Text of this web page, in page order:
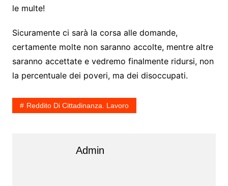
le multe!
Sicuramente ci sarà la corsa alle domande,
certamente molte non saranno accolte, mentre altre
saranno accettate e vedremo finalmente ridursi, non
la percentuale dei poveri, ma dei disoccupati.
Reddito Di Cittadinanza. Lavoro
Admin